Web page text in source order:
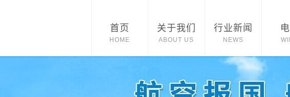
首页
HOME
关于我们
ABOUT US
行业新闻
NEWS